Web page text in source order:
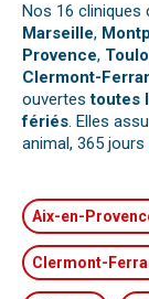
Nos 16 cliniques
Marseille,
Provence,
Clermont-
ouvertestoutes
fériés. Elles
animal, 365 jours
Aix-en-
Clermont-